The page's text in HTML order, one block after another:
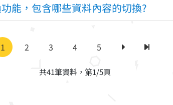
能，包含哪些資料內容的切換?
1 2 3 4 5
下一頁最後一頁
共41筆資料，第1/5頁